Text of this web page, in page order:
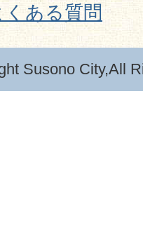
くある質問
Susono City,All